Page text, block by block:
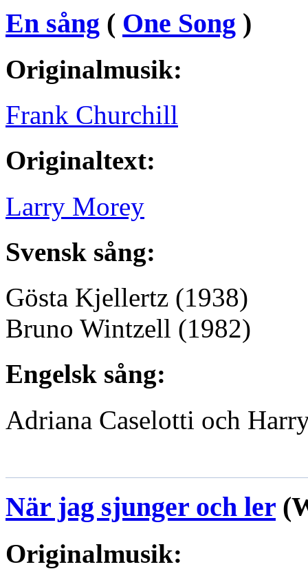
En sång ( One Song )
Originalmusik:
Frank Churchill
Originaltext:
Larry Morey
Svensk sång:
Gösta Kjellertz (1938)
Bruno Wintzell (1982)
Engelsk sång:
Adriana Caselotti och
När jag sjunger och ler
Originalmusik: